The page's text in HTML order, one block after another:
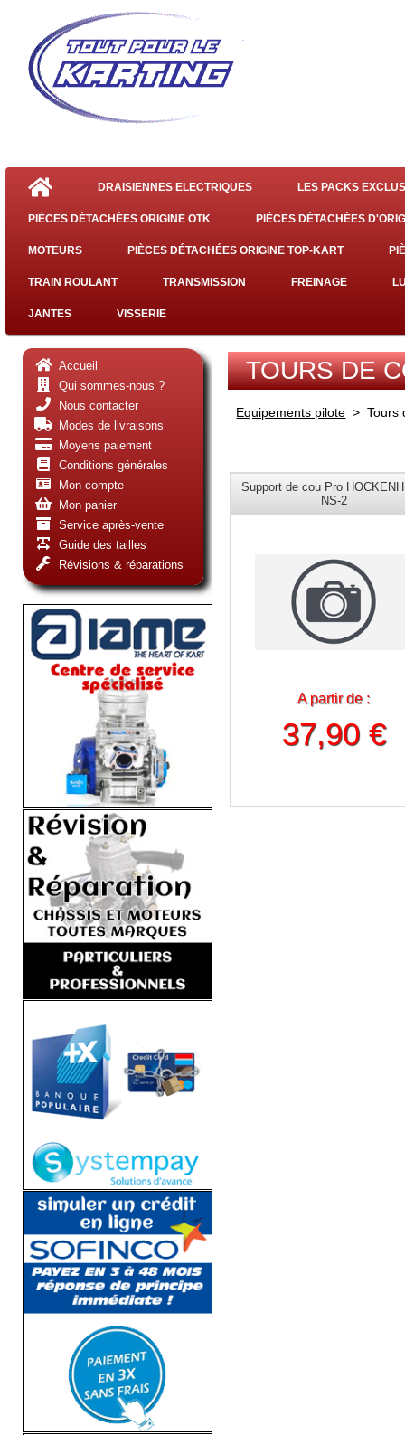
DRAISIENNES ELECTRIQUES LES PACKS
PIÈCES DÉTACHÉES ORIGINE OTK PIÈCES DÉTACHÉES
MOTEURS PIÈCES DÉTACHÉES ORIGINE TOP-KART
TRAIN ROULANT TRANSMISSION FREINAGE
JANTES VISSERIE
Accueil
Qui sommes-nous ?
Nous contacter
Modes de livraisons
Moyens paiement
Conditions générales
Mon compte
Mon panier
Service après-vente
Guide des tailles
Révisions & réparations
TOURS DE
Equipements pilote >Tours
Support de cou Pro
NS-2
A partir de :
37,90 €